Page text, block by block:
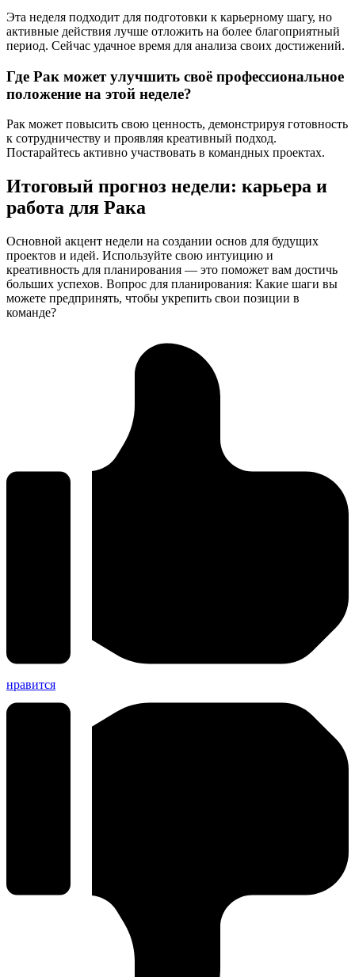
Эта неделя подходит для подготовки к карьерному шагу, но
активные действия лучше отложить на более благоприятный
период. Сейчас удачное время для анализа своих достижений.
Где Рак может улучшить своё профессиональное
положение на этой неделе?
Рак может повысить свою ценность, демонстрируя готовность
к сотрудничеству и проявляя креативный подход.
Постарайтесь активно участвовать в командных проектах.
Итоговый прогноз недели: карьера и
работа для Рака
Основной акцент недели на создании основ для будущих
проектов и идей. Используйте свою интуицию и
креативность для планирования — это поможет вам достичь
больших успехов. Вопрос для планирования: Какие шаги вы
можете предпринять, чтобы укрепить свои позиции в
команде?
нравится